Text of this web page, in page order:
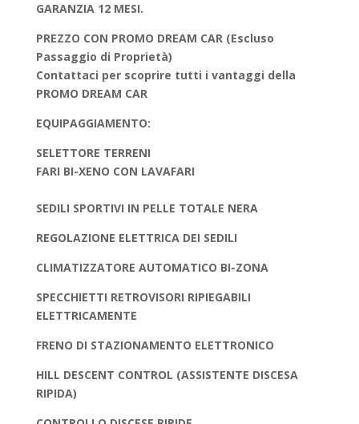
GARANZIA 12 MESI.
PREZZO CON PROMO DREAM CAR (Escluso
Passaggio di Proprietà)
Contattaci per scoprire tutti i vantaggi della
PROMO DREAM CAR
EQUIPAGGIAMENTO:
SELETTORE TERRENI
FARI BI-XENO CON LAVAFARI
SEDILI SPORTIVI IN PELLE TOTALE NERA
REGOLAZIONE ELETTRICA DEI SEDILI
CLIMATIZZATORE AUTOMATICO BI-ZONA
SPECCHIETTI RETROVISORI RIPIEGABILI
ELETTRICAMENTE
FRENO DI STAZIONAMENTO ELETTRONICO
HILL DESCENT CONTROL (ASSISTENTE DISCESA
RIPIDA)